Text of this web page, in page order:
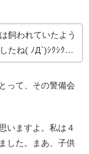
飼われていたよう
たね( ﾉД`)ｼｸｼｸ…
って、その警備会
いますよ。私は４
した。まあ、子供